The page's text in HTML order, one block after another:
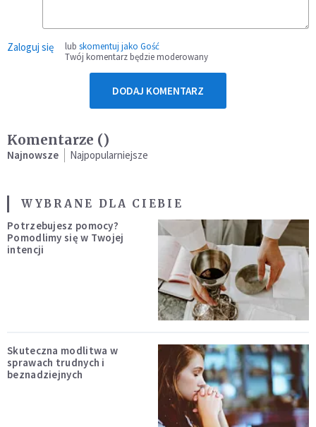
Zaloguj się lub skomentuj jako Gość
Twój komentarz będzie moderowany
DODAJ KOMENTARZ
Komentarze ()
Najnowsze Najpopularniejsze
WYBRANE DLA CIEBIE
Potrzebujesz pomocy?
Pomodlimy się w Twojej
intencji
Skuteczna modlitwa w
sprawach trudnych i
beznadziejnych